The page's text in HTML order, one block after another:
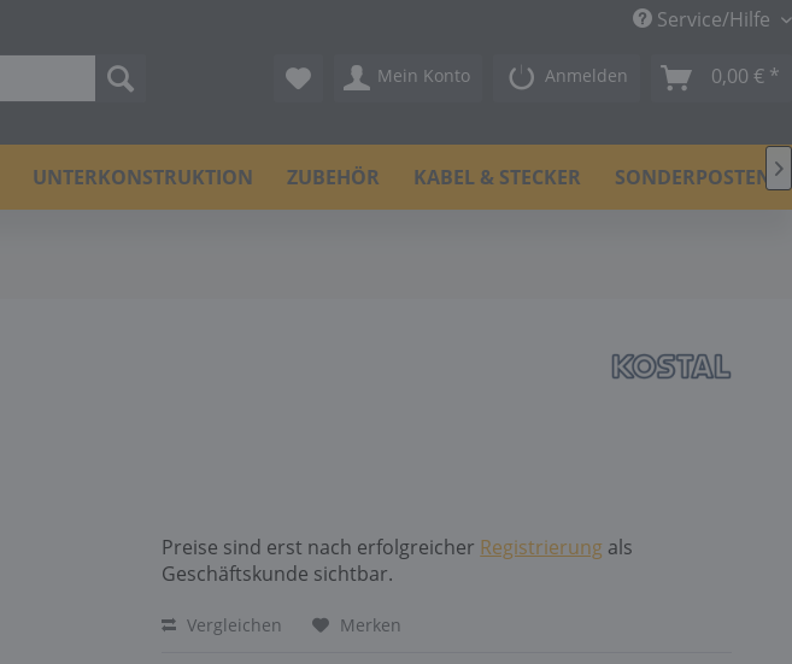
Service/Hilfe
Mein Konto Anmelden 0,00 € *
UNTERKONSTRUKTION ZUBEHÖR KABEL & STECKER SONDERPOSTEN 
Preise sind erst nach erfolgreicher Registrierung als
Geschäftskunde sichtbar.
Vergleichen Merken